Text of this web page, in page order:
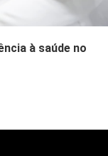
à saúde no